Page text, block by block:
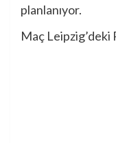
planlanıyor.
Maç Leipzig’deki